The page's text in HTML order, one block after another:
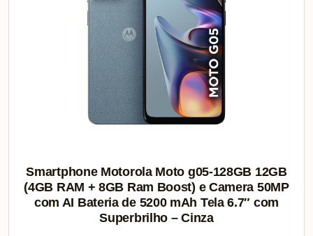
Smartphone Motorola Moto g05-128GB 12GB
(4GB RAM + 8GB Ram Boost) e Camera 50MP
com AI Bateria de 5200 mAh Tela 6.7″ com
Superbrilho – Cinza